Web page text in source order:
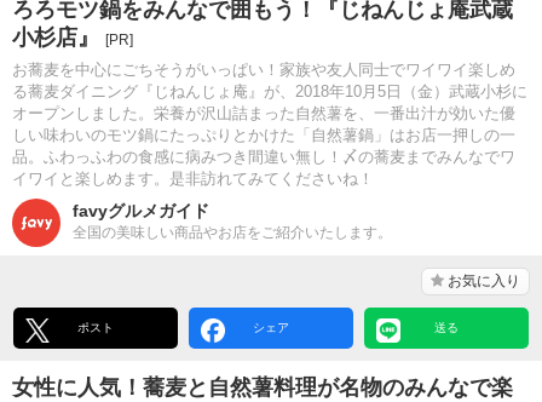
ろろモツ鍋をみんなで囲もう！『じねんじょ庵武蔵
小杉店』
[PR]
お蕎麦を中心にごちそうがいっぱい！家族や友人同士でワイワイ楽しめ
る蕎麦ダイニング『じねんじょ庵』が、2018年10月5日（金）武蔵小杉に
オープンしました。栄養が沢山詰まった自然薯を、一番出汁が効いた優
しい味わいのモツ鍋にたっぷりとかけた「自然薯鍋」はお店一押しの一
品。ふわっふわの食感に病みつき間違い無し！〆の蕎麦までみんなでワ
イワイと楽しめます。是非訪れてみてくださいね！
favyグルメガイド
全国の美味しい商品やお店をご紹介いたします。
お気に入り
ポスト シェア 送る
女性に人気！蕎麦と自然薯料理が名物のみんなで楽